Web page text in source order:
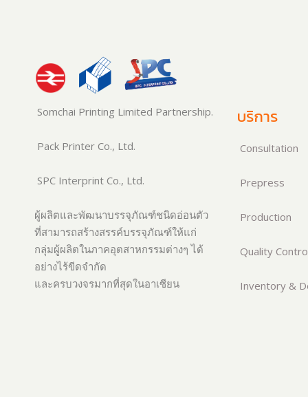
Somchai Printing Limited Partnership.
Pack Printer Co., Ltd.
SPC Interprint Co., Ltd.
ผู้ผลิตและพัฒนาบรรจุภัณฑ์ชนิดอ่อนตัว
ที่สามารถสร้างสรรค์บรรจุภัณฑ์ให้แก่
กลุ่มผู้ผลิตในภาคอุตสาหกรรมต่างๆ ได้
อย่างไร้ขีดจำกัด
และครบวงจรมากที่สุดในอาเซียน
บริการ
Consultation
Prepress
Production
Quality
Inventory &